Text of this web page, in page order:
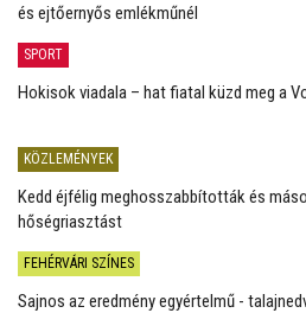
és ejtőernyős emlékműnél
SPORT
Hokisok viadala – hat fiatal küzd meg a
KÖZLEMÉNYEK
Kedd éjfélig meghosszabbították és
hőségriasztást
FEHÉRVÁRI SZÍNES
Sajnos az eredmény egyértelmű -